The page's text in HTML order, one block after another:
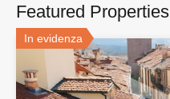
Featured Properties
In evidenza